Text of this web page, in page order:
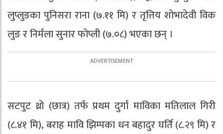
लुप्लुङका पुनिसरा राना (७.११ मि) र तृत्तिय शोभादेवी विक
लुङ र निर्मला सुनार फोप्ली (७.०८) भएका छन् ।
सटपुट थ्रो (छात्र) तर्फ प्रथम दुर्गा माविका मतिलाल गिरी
(८.४१ मि), बराह मावि झिम्पका धन बहादुर घर्ति (८.२९ मि) र